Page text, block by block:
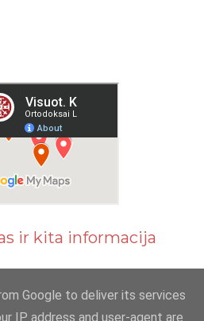
ir kita informacija
Google to deliver its services
IP address and user-agent are